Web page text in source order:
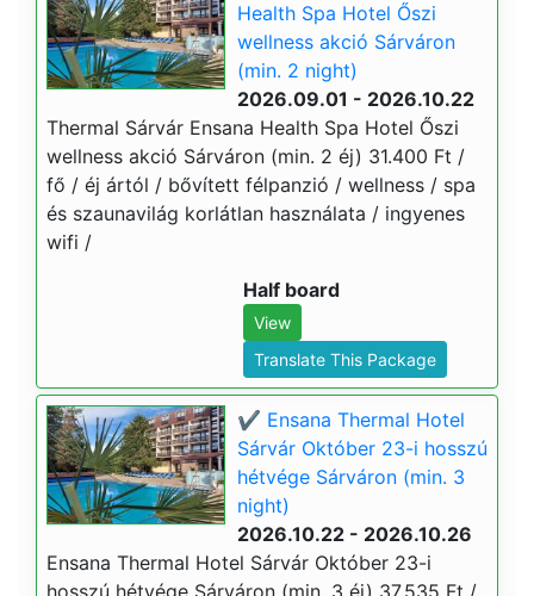
Health Spa Hotel Őszi
wellness akció Sárváron
(min. 2 night)
2026.09.01 - 2026.10.22
Thermal Sárvár Ensana Health Spa Hotel Őszi
wellness akció Sárváron (min. 2 éj) 31.400 Ft /
fő / éj ártól / bővített félpanzió / wellness / spa
és szaunavilág korlátlan használata / ingyenes
wifi /
Half board
View
Translate This Package
✔️ Ensana Thermal Hotel
Sárvár Október 23-i hosszú
hétvége Sárváron (min. 3
night)
2026.10.22 - 2026.10.26
Ensana Thermal Hotel Sárvár Október 23-i
hosszú hétvége Sárváron (min. 3 éj) 37.535 Ft /